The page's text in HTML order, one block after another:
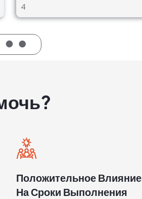
4
Положительное Влияние
На Сроки Выполнения